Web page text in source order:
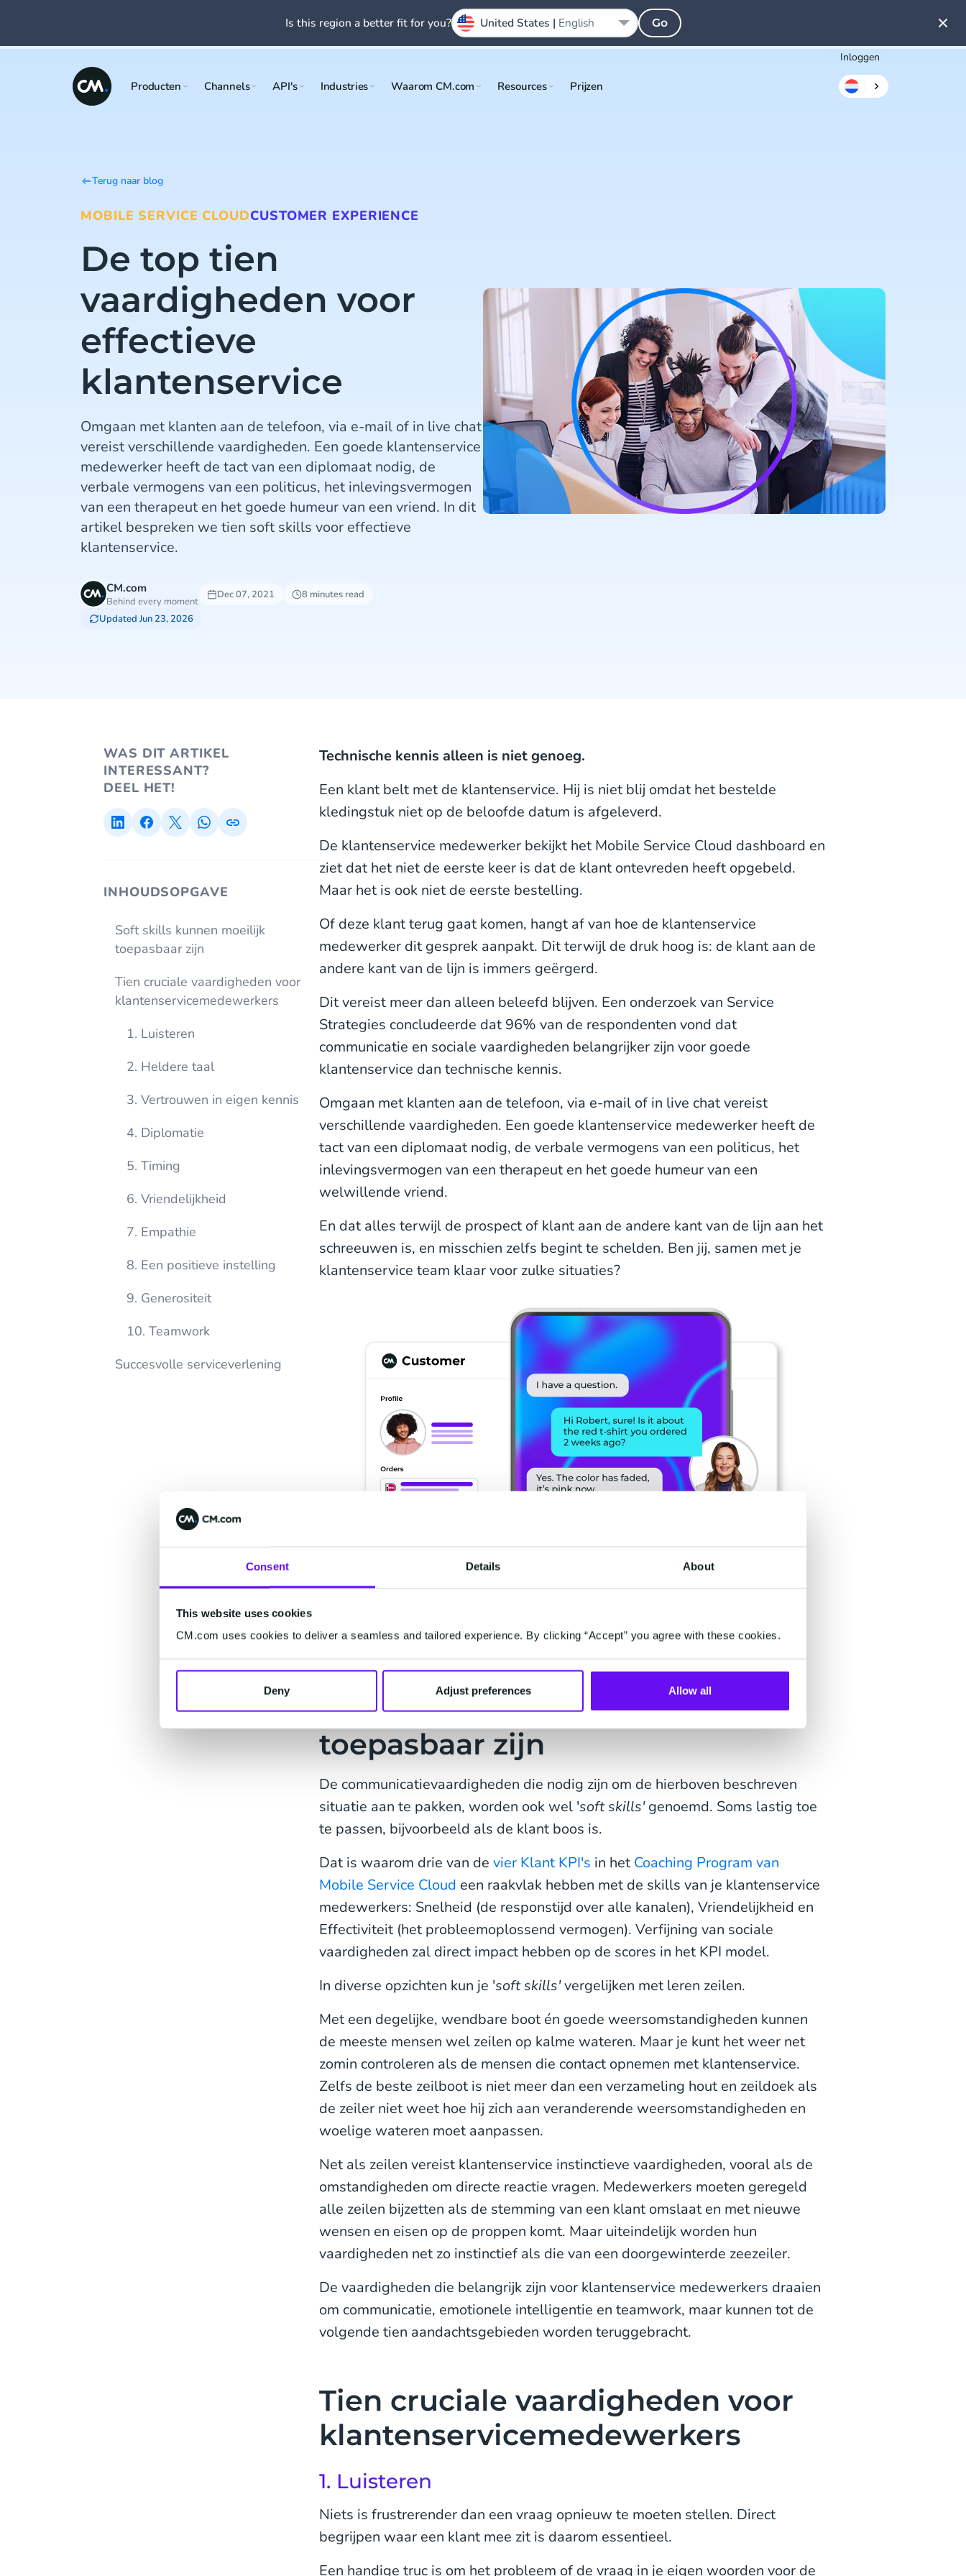
Consent Details About
This website uses cookies
CM.com uses cookies to deliver a seamless and tailored experience. By clicking “Accept” you agree with these cookies.
Deny Adjust preferences Allow all
Inloggen
Producten Channels API's Industries Waarom CM.com Resources Prijzen
Terug naar blog
MOBILE SERVICE CLOUDCUSTOMER EXPERIENCE
De top tien
vaardigheden voor
effectieve
klantenservice
Omgaan met klanten aan de telefoon, via e-mail of in live chat
vereist verschillende vaardigheden. Een goede klantenservice
medewerker heeft de tact van een diplomaat nodig, de
verbale vermogens van een politicus, het inlevingsvermogen
van een therapeut en het goede humeur van een vriend. In dit
artikel bespreken we tien soft skills voor effectieve
klantenservice.
CM.com
Behind every moment
Dec 07, 2021
8 minutes read
Updated Jun 23, 2026
WAS DIT ARTIKEL
INTERESSANT?
DEEL HET!
INHOUDSOPGAVE
Soft skills kunnen moeilijk
toepasbaar zijn
Tien cruciale vaardigheden voor
klantenservicemedewerkers
1. Luisteren
2. Heldere taal
3. Vertrouwen in eigen kennis
4. Diplomatie
5. Timing
6. Vriendelijkheid
7. Empathie
8. Een positieve instelling
9. Generositeit
10. Teamwork
Succesvolle serviceverlening
Technische kennis alleen is niet genoeg.
Een klant belt met de klantenservice. Hij is niet blij omdat het bestelde
kledingstuk niet op de beloofde datum is afgeleverd.
De klantenservice medewerker bekijkt het Mobile Service Cloud dashboard en
ziet dat het niet de eerste keer is dat de klant ontevreden heeft opgebeld.
Maar het is ook niet de eerste bestelling.
Of deze klant terug gaat komen, hangt af van hoe de klantenservice
medewerker dit gesprek aanpakt. Dit terwijl de druk hoog is: de klant aan de
andere kant van de lijn is immers geërgerd.
Dit vereist meer dan alleen beleefd blijven. Een onderzoek van Service
Strategies concludeerde dat 96% van de respondenten vond dat
communicatie en sociale vaardigheden belangrijker zijn voor goede
klantenservice dan technische kennis.
Omgaan met klanten aan de telefoon, via e-mail of in live chat vereist
verschillende vaardigheden. Een goede klantenservice medewerker heeft de
tact van een diplomaat nodig, de verbale vermogens van een politicus, het
inlevingsvermogen van een therapeut en het goede humeur van een
welwillende vriend.
En dat alles terwijl de prospect of klant aan de andere kant van de lijn aan het
schreeuwen is, en misschien zelfs begint te schelden. Ben jij, samen met je
klantenservice team klaar voor zulke situaties?
Soft skills kunnen moeilijk
toepasbaar zijn
De communicatievaardigheden die nodig zijn om de hierboven beschreven
situatie aan te pakken, worden ook wel 'soft skills'genoemd. Soms lastig toe
te passen, bijvoorbeeld als de klant boos is.
Dat is waarom drie van de vier Klant KPI's in het Coaching Program van
Mobile Service Cloud een raakvlak hebben met de skills van je klantenservice
medewerkers: Snelheid (de responstijd over alle kanalen), Vriendelijkheid en
Effectiviteit (het probleemoplossend vermogen). Verfijning van sociale
vaardigheden zal direct impact hebben op de scores in het KPI model.
In diverse opzichten kun je 'soft skills'vergelijken met leren zeilen.
Met een degelijke, wendbare boot én goede weersomstandigheden kunnen
de meeste mensen wel zeilen op kalme wateren. Maar je kunt het weer net
zomin controleren als de mensen die contact opnemen met klantenservice.
Zelfs de beste zeilboot is niet meer dan een verzameling hout en zeildoek als
de zeiler niet weet hoe hij zich aan veranderende weersomstandigheden en
woelige wateren moet aanpassen.
Net als zeilen vereist klantenservice instinctieve vaardigheden, vooral als de
omstandigheden om directe reactie vragen. Medewerkers moeten geregeld
alle zeilen bijzetten als de stemming van een klant omslaat en met nieuwe
wensen en eisen op de proppen komt. Maar uiteindelijk worden hun
vaardigheden net zo instinctief als die van een doorgewinterde zeezeiler.
De vaardigheden die belangrijk zijn voor klantenservice medewerkers draaien
om communicatie, emotionele intelligentie en teamwork, maar kunnen tot de
volgende tien aandachtsgebieden worden teruggebracht.
Tien cruciale vaardigheden voor
klantenservicemedewerkers
1. Luisteren
Niets is frustrerender dan een vraag opnieuw te moeten stellen. Direct
begrijpen waar een klant mee zit is daarom essentieel.
Een handige truc is om het probleem of de vraag in je eigen woorden voor de
Is this region a better fit for you? United States | English Go